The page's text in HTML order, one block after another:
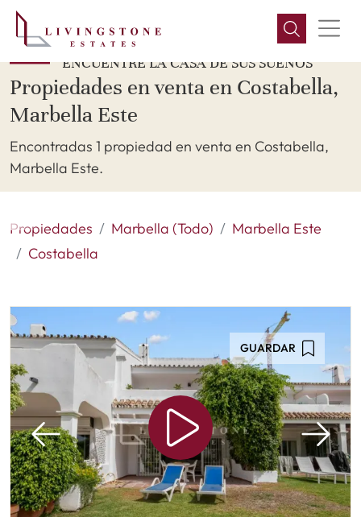
ENCUENTRE LA CASA DE SUS SUEÑOS
Propiedades en venta en Costabella,
Marbella Este
Encontradas 1 propiedad en venta en Costabella,
Marbella Este.
Propiedades Marbella (Todo)
Marbella Este
Costabella
GUARDAR